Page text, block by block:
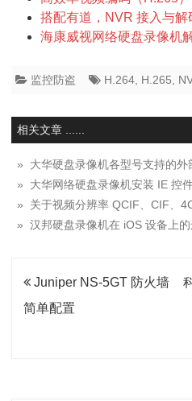
搭配有道，NVR 接入与解
海康威视网络硬盘录像机
监控防盗 H.264 H.265
相关文章 ......
» 大华硬盘录像机各型号支持的外
» 大华网络硬盘录像机安装 IE 控
» 关于视频分辨率 QCIF、CIF、
» 汉邦硬盘录像机在 iOS 设备上
文
章
Juniper NS-5GT 防火墙
简单配置